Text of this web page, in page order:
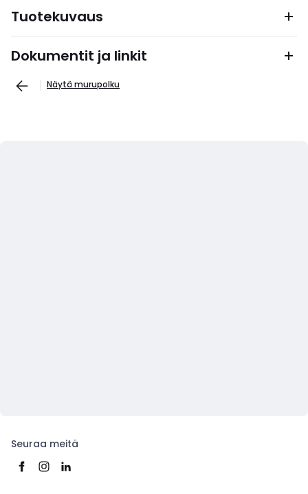
Tuotekuvaus
Dokumentit ja linkit
Näytä murupolku
Seuraa meitä